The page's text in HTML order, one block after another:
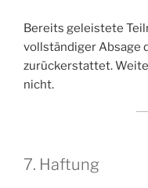
Bereits geleistete
vollständiger Absage
zurückerstattet.
nicht.
7. Haftung